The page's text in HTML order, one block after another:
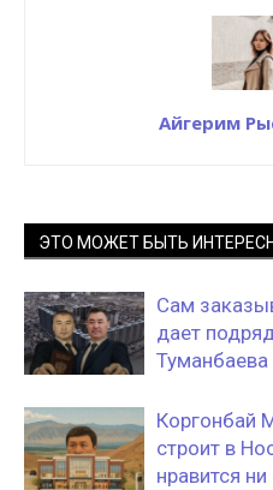
Айгерим
ЭТО МОЖЕТ БЫТЬ
Сам
дает
Коргонбай
строит в
нравится